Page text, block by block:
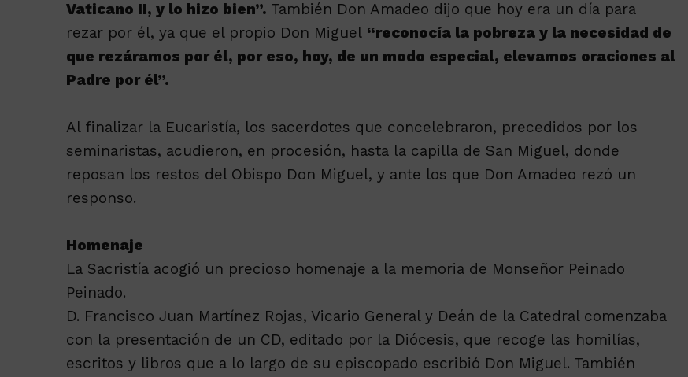
Vaticano II, y lo hizo bien”. También Don Amadeo dijo que hoy era un día para
rezar por él, ya que el propio Don Miguel “reconocía la pobreza y la necesidad de
que rezáramos por él, por eso, hoy, de un modo especial, elevamos oraciones al
Padre por él”.
Al finalizar la Eucaristía, los sacerdotes que concelebraron, precedidos por los
seminaristas, acudieron, en procesión, hasta la capilla de San Miguel, donde
reposan los restos del Obispo Don Miguel, y ante los que Don Amadeo rezó un
responso.
Homenaje
La Sacristía acogió un precioso homenaje a la memoria de Monseñor Peinado
Peinado.
D. Francisco Juan Martínez Rojas, Vicario General y Deán de la Catedral comenzaba
con la presentación de un CD, editado por la Diócesis, que recoge las homilías,
escritos y libros que a lo largo de su episcopado escribió Don Miguel. También